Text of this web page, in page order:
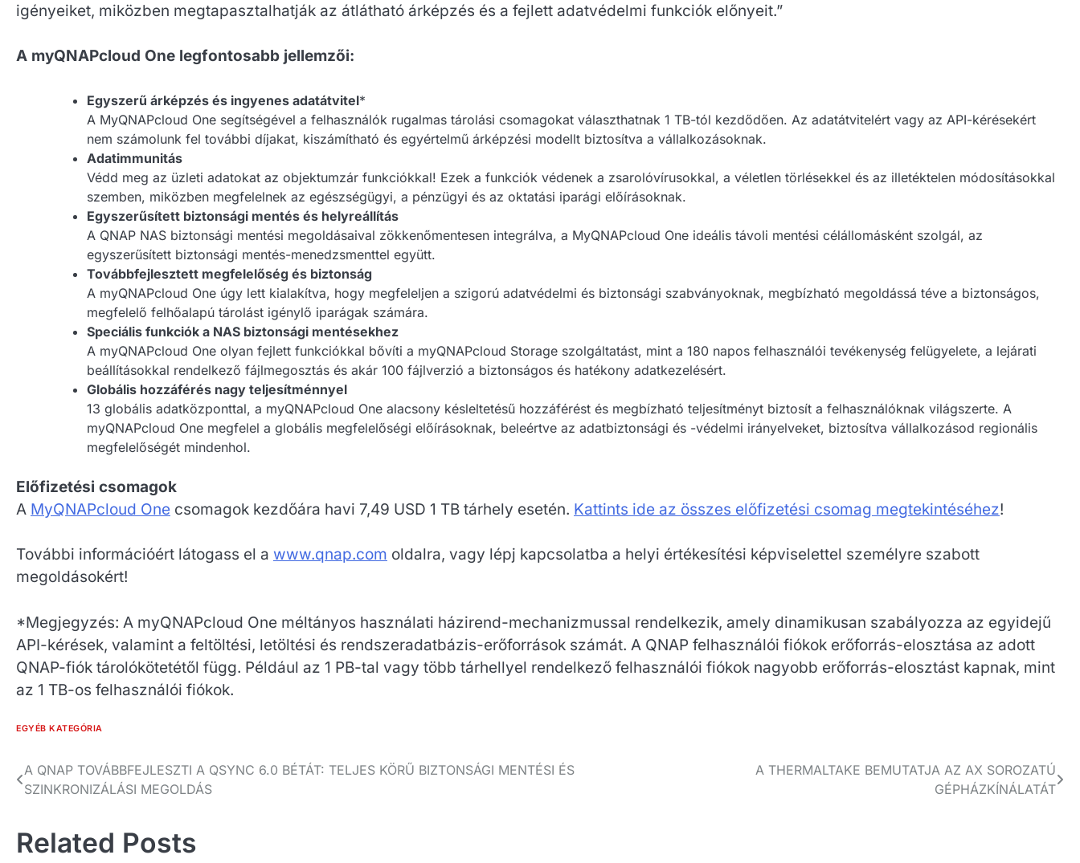
igényeiket, miközben megtapasztalhatják az átlátható árképzés és a fejlett adatvédelmi funkciók előnyeit.”
A myQNAPcloud One legfontosabb jellemzői:
Egyszerű árképzés és ingyenes adatátvitel*
A MyQNAPcloud One segítségével a felhasználók rugalmas tárolási csomagokat választhatnak 1 TB-tól kezdődően. Az adatátvitelért vagy az API-kérésekért
nem számolunk fel további díjakat, kiszámítható és egyértelmű árképzési modellt biztosítva a vállalkozásoknak.
Adatimmunitás
Védd meg az üzleti adatokat az objektumzár funkciókkal! Ezek a funkciók védenek a zsarolóvírusokkal, a véletlen törlésekkel és az illetéktelen módosításokkal
szemben, miközben megfelelnek az egészségügyi, a pénzügyi és az oktatási iparági előírásoknak.
Egyszerűsített biztonsági mentés és helyreállítás
A QNAP NAS biztonsági mentési megoldásaival zökkenőmentesen integrálva, a MyQNAPcloud One ideális távoli mentési célállomásként szolgál, az
egyszerűsített biztonsági mentés-menedzsmenttel együtt.
Továbbfejlesztett megfelelőség és biztonság
A myQNAPcloud One úgy lett kialakítva, hogy megfeleljen a szigorú adatvédelmi és biztonsági szabványoknak, megbízható megoldássá téve a biztonságos,
megfelelő felhőalapú tárolást igénylő iparágak számára.
Speciális funkciók a NAS biztonsági mentésekhez
A myQNAPcloud One olyan fejlett funkciókkal bővíti a myQNAPcloud Storage szolgáltatást, mint a 180 napos felhasználói tevékenység felügyelete, a lejárati
beállításokkal rendelkező fájlmegosztás és akár 100 fájlverzió a biztonságos és hatékony adatkezelésért.
Globális hozzáférés nagy teljesítménnyel
13 globális adatközponttal, a myQNAPcloud One alacsony késleltetésű hozzáférést és megbízható teljesítményt biztosít a felhasználóknak világszerte. A
myQNAPcloud One megfelel a globális megfelelőségi előírásoknak, beleértve az adatbiztonsági és -védelmi irányelveket, biztosítva vállalkozásod regionális
megfelelőségét mindenhol.
Előfizetési csomagok
A MyQNAPcloud One csomagok kezdőára havi 7,49 USD 1 TB tárhely esetén. Kattints ide az összes előfizetési csomag megtekintéséhez!
További információért látogass el a www.qnap.com oldalra, vagy lépj kapcsolatba a helyi értékesítési képviselettel személyre szabott
megoldásokért!
*Megjegyzés: A myQNAPcloud One méltányos használati házirend-mechanizmussal rendelkezik, amely dinamikusan szabályozza az egyidejű
API-kérések, valamint a feltöltési, letöltési és rendszeradatbázis-erőforrások számát. A QNAP felhasználói fiókok erőforrás-elosztása az adott
QNAP-fiók tárolókötetétől függ. Például az 1 PB-tal vagy több tárhellyel rendelkező felhasználói fiókok nagyobb erőforrás-elosztást kapnak, mint
az 1 TB-os felhasználói fiókok.
EGYÉB KATEGÓRIA
Bejegyzés
A QNAP TOVÁBBFEJLESZTI A QSYNC 6.0 BÉTÁT: TELJES KÖRŰ BIZTONSÁGI MENTÉSI ÉS
SZINKRONIZÁLÁSI MEGOLDÁS
A THERMALTAKE BEMUTATJA AZ AX SOROZATÚ
GÉPHÁZKÍNÁLATÁT
Related Posts